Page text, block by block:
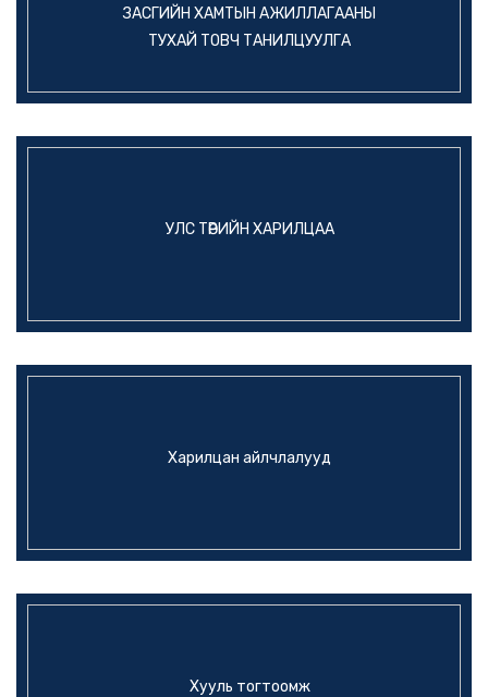
ЗАСГИЙН ХАМТЫН АЖИЛЛАГААНЫ
ТУХАЙ ТОВЧ ТАНИЛЦУУЛГА
УЛС ТӨРИЙН ХАРИЛЦАА
Харилцан айлчлалууд
Хууль тогтоомж